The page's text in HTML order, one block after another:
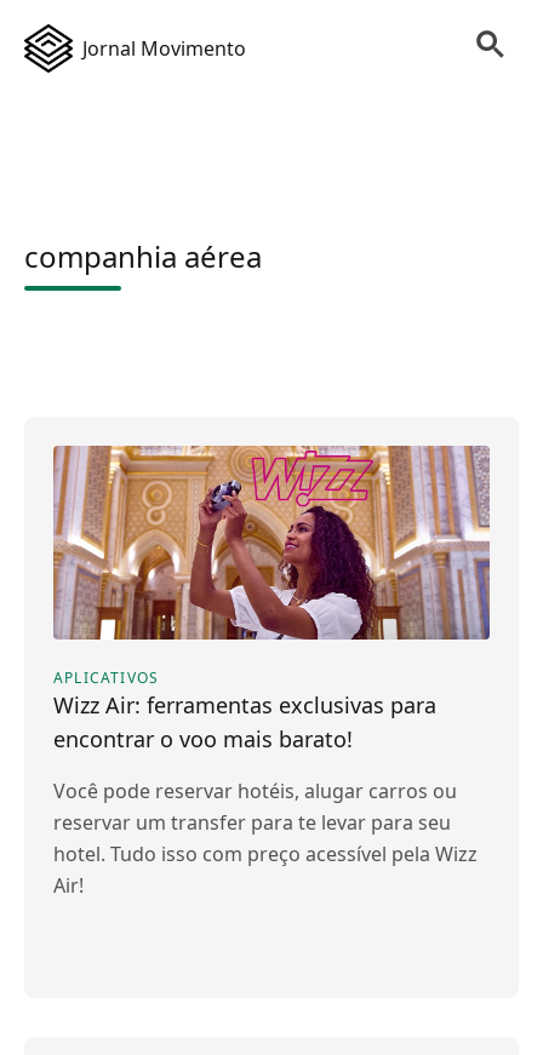
Jornal Movimento
companhia aérea
APLICATIVOS
Wizz Air: ferramentas exclusivas para
encontrar o voo mais barato!
Você pode reservar hotéis, alugar carros ou
reservar um transfer para te levar para seu
hotel. Tudo isso com preço acessível pela Wizz
Air!